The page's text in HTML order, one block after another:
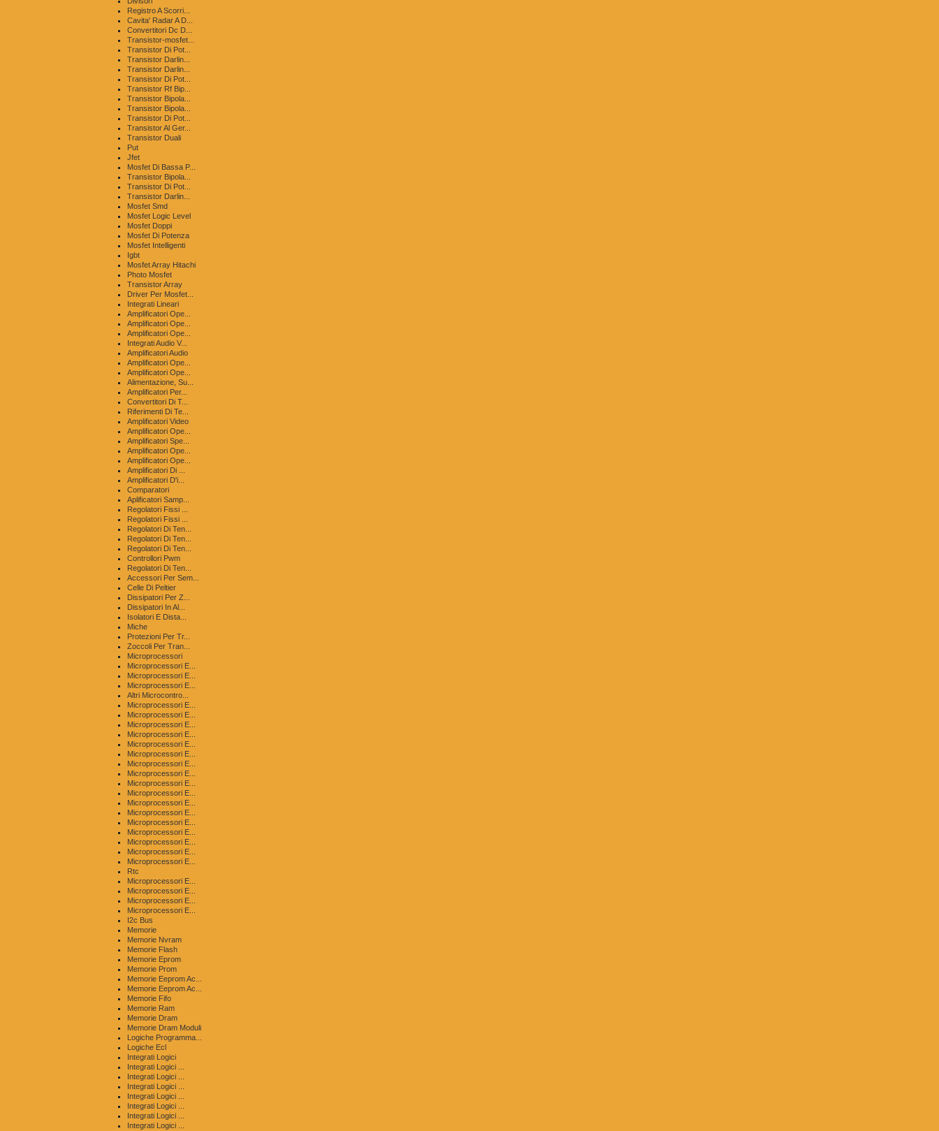
Registro A Scorri...
Cavita' Radar A D...
Convertitori Dc D...
Transistor-mosfet...
Transistor Di Pot...
Transistor Darlin...
Transistor Darlin...
Transistor Di Pot...
Transistor Rf Bip...
Transistor Bipola...
Transistor Bipola...
Transistor Di Pot...
Transistor Al Ger...
Transistor Duali
Put
Jfet
Mosfet Di Bassa P...
Transistor Bipola...
Transistor Di Pot...
Transistor Darlin...
Mosfet Smd
Mosfet Logic Level
Mosfet Doppi
Mosfet Di Potenza
Mosfet Intelligenti
Igbt
Mosfet Array Hitachi
Photo Mosfet
Transistor Array
Driver Per Mosfet...
Integrati Lineari
Amplificatori Ope...
Amplificatori Ope...
Amplificatori Ope...
Integrati Audio V...
Amplificatori Audio
Amplificatori Ope...
Amplificatori Ope...
Alimentazione, Su...
Amplificatori Per...
Convertitori Di T...
Riferimenti Di Te...
Amplificatori Video
Amplificatori Ope...
Amplificatori Spe...
Amplificatori Ope...
Amplificatori Ope...
Amplificatori Di ...
Amplificatori D'i...
Comparatori
Aplificatori Samp...
Regolatori Fissi ...
Regolatori Fissi ...
Regolatori Di Ten...
Regolatori Di Ten...
Regolatori Di Ten...
Controllori Pwm
Regolatori Di Ten...
Accessori Per Sem...
Celle Di Peltier
Dissipatori Per Z...
Dissipatori In Al...
Isolatori E Dista...
Miche
Protezioni Per Tr...
Zoccoli Per Tran...
Microprocessori
Microprocessori E...
Microprocessori E...
Microprocessori E...
Altri Microcontro...
Microprocessori E...
Microprocessori E...
Microprocessori E...
Microprocessori E...
Microprocessori E...
Microprocessori E...
Microprocessori E...
Microprocessori E...
Microprocessori E...
Microprocessori E...
Microprocessori E...
Microprocessori E...
Microprocessori E...
Microprocessori E...
Microprocessori E...
Microprocessori E...
Microprocessori E...
Rtc
Microprocessori E...
Microprocessori E...
Microprocessori E...
Microprocessori E...
I2c Bus
Memorie
Memorie Nvram
Memorie Flash
Memorie Eprom
Memorie Prom
Memorie Eeprom Ac...
Memorie Eeprom Ac...
Memorie Fifo
Memorie Ram
Memorie Dram
Memorie Dram Moduli
Logiche Programma...
Logiche Ecl
Integrati Logici
Integrati Logici ...
Integrati Logici ...
Integrati Logici ...
Integrati Logici ...
Integrati Logici ...
Integrati Logici ...
Integrati Logici ...